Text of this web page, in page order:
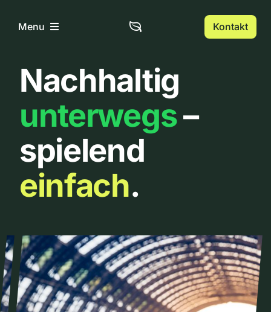
InhaltMenu
Home
Über uns
Urbanlist
Kontakt
Nachhaltig
unterwegs–
spielend
einfach.